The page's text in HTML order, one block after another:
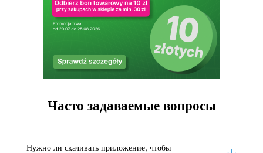
Часто задаваемые вопросы
Нужно ли скачивать приложение, чтобы